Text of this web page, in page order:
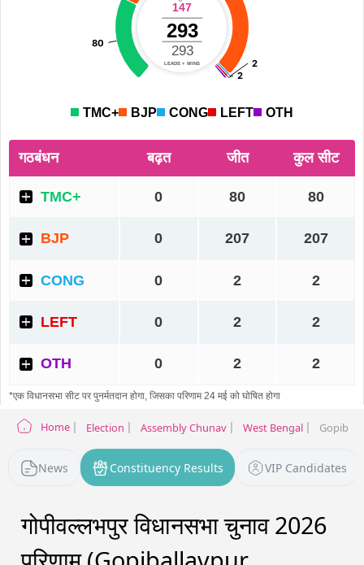
Home Election Assembly Chunav West Bengal
News Constituency Results VIP Candidates
गोपीवल्लभपुर विधानसभा चुनाव 2026